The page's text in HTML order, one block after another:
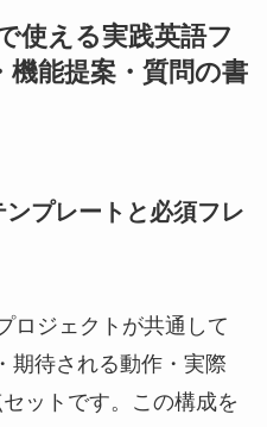
使える実践英語フ
能提案・質問の書
プレートと必須フレ
ロジェクトが共通して
期待される動作・実際
ットです。この構成を